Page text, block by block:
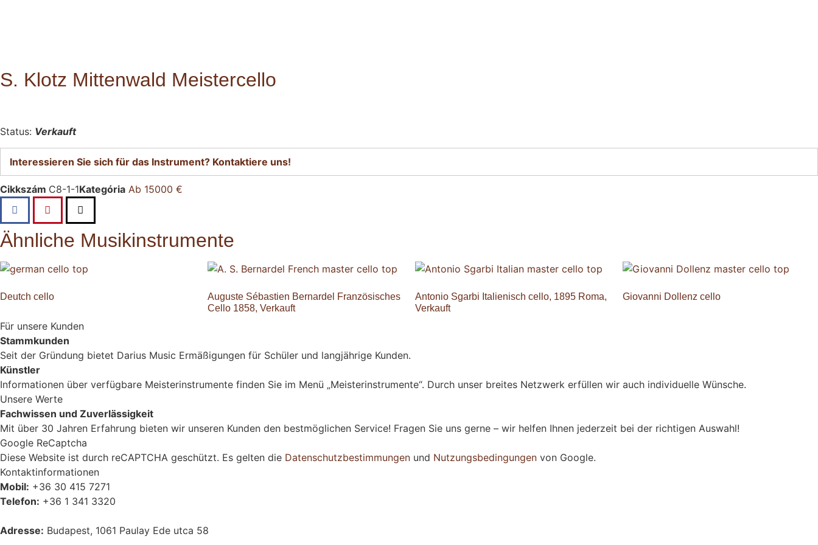
S. Klotz Mittenwald Meistercello
Status: Verkauft
Interessieren Sie sich für das Instrument? Kontaktiere uns!
Cikkszám C8-1-1Kategória Ab 15000 €
Ähnliche Musikinstrumente
Deutch cello
Auguste Sébastien Bernardel Französisches
Cello 1858, Verkauft
Antonio Sgarbi Italienisch cello, 1895 Roma,
Verkauft
Giovanni Dollenz cello
Für unsere Kunden
Stammkunden
Seit der Gründung bietet Darius Music Ermäßigungen für Schüler und langjährige Kunden.
Künstler
Informationen über verfügbare Meisterinstrumente finden Sie im Menü „Meisterinstrumente“. Durch unser breites Netzwerk erfüllen wir auch individuelle Wünsche.
Unsere Werte
Fachwissen und Zuverlässigkeit
Mit über 30 Jahren Erfahrung bieten wir unseren Kunden den bestmöglichen Service! Fragen Sie uns gerne – wir helfen Ihnen jederzeit bei der richtigen Auswahl!
Google ReCaptcha
Diese Website ist durch reCAPTCHA geschützt. Es gelten die Datenschutzbestimmungen und Nutzungsbedingungen von Google.
Kontaktinformationen
Mobil: +36 30 415 7271
Telefon: +36 1 341 3320
Adresse: Budapest, 1061 Paulay Ede utca 58